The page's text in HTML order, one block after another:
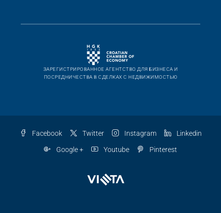
ЗАРЕГИСТРИРОВАННОЕ АГЕНТСТВО ДЛЯ БИЗНЕСА И
ПОСРЕДНИЧЕСТВА В СДЕЛКАХ С НЕДВИЖИМОСТЬЮ
Facebook Twitter Instagram Linkedin
Google + Youtube Pinterest